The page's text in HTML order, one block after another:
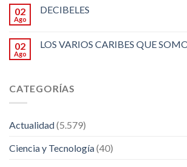
02
Ago
DECIBELES
02
Ago
LOS VARIOS CARIBES QUE
CATEGORÍAS
Actualidad(5.579)
Ciencia y Tecnología(40)